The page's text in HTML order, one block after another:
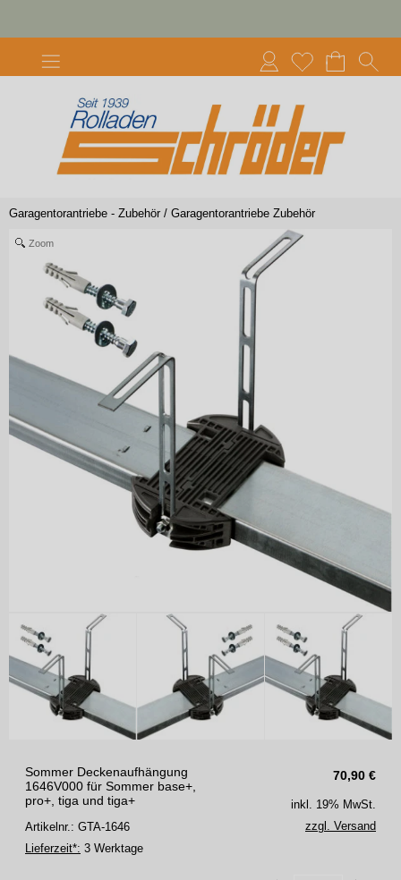
Garagentorantriebe - Zubehör / Garagentorantriebe Zubehör
Zoom
70,90 €
Sommer Deckenaufhängung
1646V000 für Sommer base+,
pro+, tiga und tiga+
Artikelnr.: GTA-1646
Lieferzeit*: 3 Werktage
inkl. 19% MwSt.
zzgl. Versand